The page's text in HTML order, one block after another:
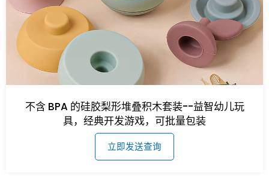
不含 BPA 的硅胶梨形堆叠积木套装--益智幼儿玩
具，经典开发游戏，可批量包装
立即发送查询